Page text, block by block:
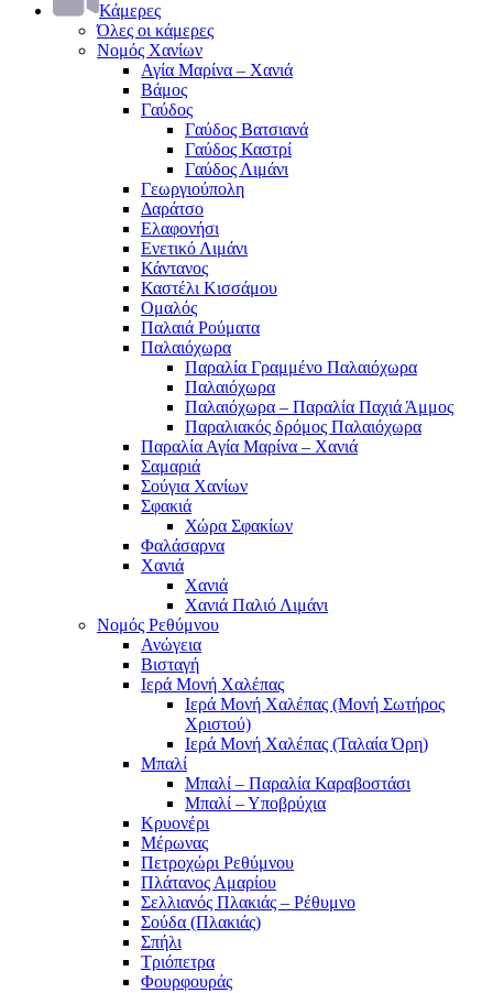
Κάμερες
Όλες οι κάμερες
Νομός Χανίων
Αγία Μαρίνα – Χανιά
Βάμος
Γαύδος
Γαύδος Βατσιανά
Γαύδος Καστρί
Γαύδος Λιμάνι
Γεωργιούπολη
Δαράτσο
Ελαφονήσι
Ενετικό Λιμάνι
Κάντανος
Καστέλι Κισσάμου
Ομαλός
Παλαιά Ρούματα
Παλαιόχωρα
Παραλία Γραμμένο Παλαιόχωρα
Παλαιόχωρα
Παλαιόχωρα – Παραλία Παχιά Άμμος
Παραλιακός δρόμος Παλαιόχωρα
Παραλία Αγία Μαρίνα – Χανιά
Σαμαριά
Σούγια Χανίων
Σφακιά
Χώρα Σφακίων
Φαλάσαρνα
Χανιά
Χανιά
Χανιά Παλιό Λιμάνι
Νομός Ρεθύμνου
Ανώγεια
Βισταγή
Ιερά Μονή Χαλέπας
Ιερά Μονή Χαλέπας (Μονή Σωτήρος
Χριστού)
Ιερά Μονή Χαλέπας (Ταλαία Όρη)
Μπαλί
Μπαλί – Παραλία Καραβοστάσι
Μπαλί – Υποβρύχια
Κρυονέρι
Μέρωνας
Πετροχώρι Ρεθύμνου
Πλάτανος Αμαρίου
Σελλιανός Πλακιάς – Ρέθυμνο
Σούδα (Πλακιάς)
Σπήλι
Τριόπετρα
Φουρφουράς